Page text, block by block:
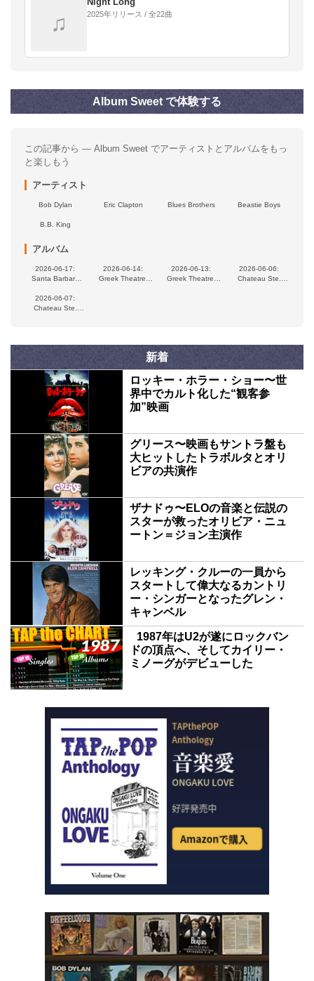
♫ 2025年リリース / 全22曲
Album Sweet で体験する
この記事から — Album Sweet でアーティストとアルバムをもっ
と楽しもう
アーティスト
Bob Dylan Eric Clapton Blues Brothers Beastie Boys
B.B. King
アルバム
2026-06-17:
Santa Barbara
Barbara, CA, USA
2026-06-14:
Greek Theatre,
2026-06-13:
Greek Theatre,
2026-06-06:
Chateau Ste.
2026-06-07:
Chateau Ste.
新着
ロッキー・ホラー・ショー〜世
界中でカルト化した“観客参
加”映画
グリース〜映画もサントラ盤も
大ヒットしたトラボルタとオリ
ビアの共演作
ザナドゥ〜ELOの音楽と伝説の
スターが救ったオリビア・ニュ
ートン＝ジョン主演作
レッキング・クルーの一員から
スタートして偉大なるカントリ
ー・シンガーとなったグレン・
キャンベル
1987年はU2が遂にロックバン
ドの頂点へ、そしてカイリー・
ミノーグがデビューした